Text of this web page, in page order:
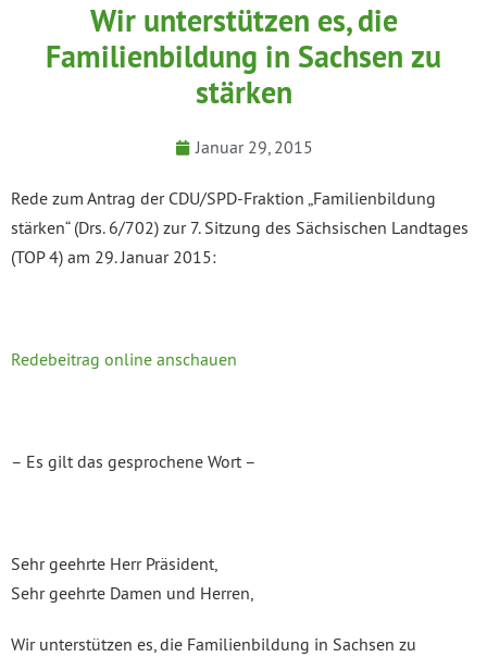
Wir unterstützen es, die
Familienbildung in Sachsen zu
stärken
Januar 29, 2015
Rede zum Antrag der CDU/SPD-Fraktion „Familienbildung
stärken“ (Drs. 6/702) zur 7. Sitzung des Sächsischen Landtages
(TOP 4) am 29. Januar 2015:
Redebeitrag online anschauen
– Es gilt das gesprochene Wort –
Sehr geehrte Herr Präsident,
Sehr geehrte Damen und Herren,
Wir unterstützen es, die Familienbildung in Sachsen zu